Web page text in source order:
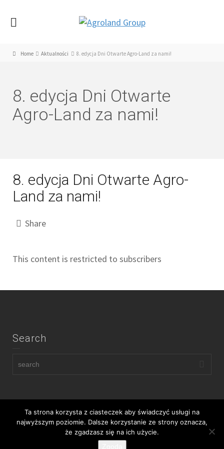
Home Aktualności 8. edycja Dni Otwarte Agro-Land za nami!
8. edycja Dni Otwarte
Agro-Land za nami!
8. edycja Dni Otwarte Agro-
Land za nami!
Share
This content is restricted to subscribers
Search
Copyright © Company Name, Inc.
Ta strona korzysta z ciasteczek aby świadczyć usługi na
najwyższym poziomie. Dalsze korzystanie ze strony oznacza,
że zgadzasz się na ich użycie.